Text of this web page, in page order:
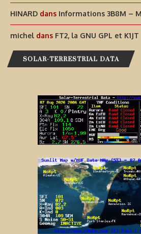
HINARD dans Informations 3B8M –
michel dans FT2, la GNU GPL et K1JT
SOLAR-TERRESTRIAL DATA